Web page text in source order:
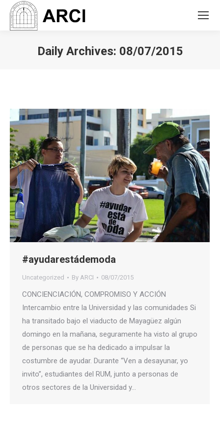
Daily Archives: 08/07/2015
#ayudarestádemoda
Uncategorized By ARCI 08/07/2015
CONCIENCIACIÓN, COMPROMISO Y ACCIÓN
Intercambio entre la Universidad y las comunidades Si
ha transitado bajo el viaducto de Mayagüez algún
domingo en la mañana, seguramente ha visto al grupo
de personas que se ha dedicado a impulsar la
costumbre de ayudar. Durante “Ven a desayunar, yo
invito”, estudiantes del RUM, junto a personas de
otros sectores de la Universidad y…